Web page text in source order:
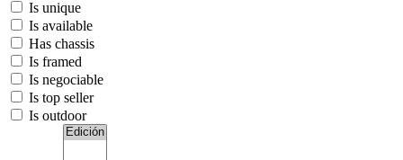
Is unique
Is available
Has chassis
Is framed
Is negociable
Is top seller
Is outdoor